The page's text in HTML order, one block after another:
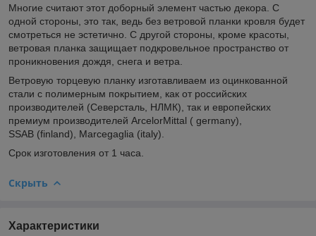
Многие считают этот доборный элемент частью декора. С
одной стороны, это так, ведь без ветровой планки кровля будет
смотреться не эстетично. С другой стороны, кроме красоты,
ветровая планка защищает подкровельное пространство от
проникновения дождя, снега и ветра.
Ветровую торцевую планку изготавливаем из оцинкованной
стали с полимерным покрытием, как от российских
производителей (Cеверсталь, НЛМК), так и европейских
премиум производителей ArcelorMittal ( germany),
SSAB (finland), Marcegaglia (italy).
Срок изготовления от 1 часа.
Скрыть
Характеристики